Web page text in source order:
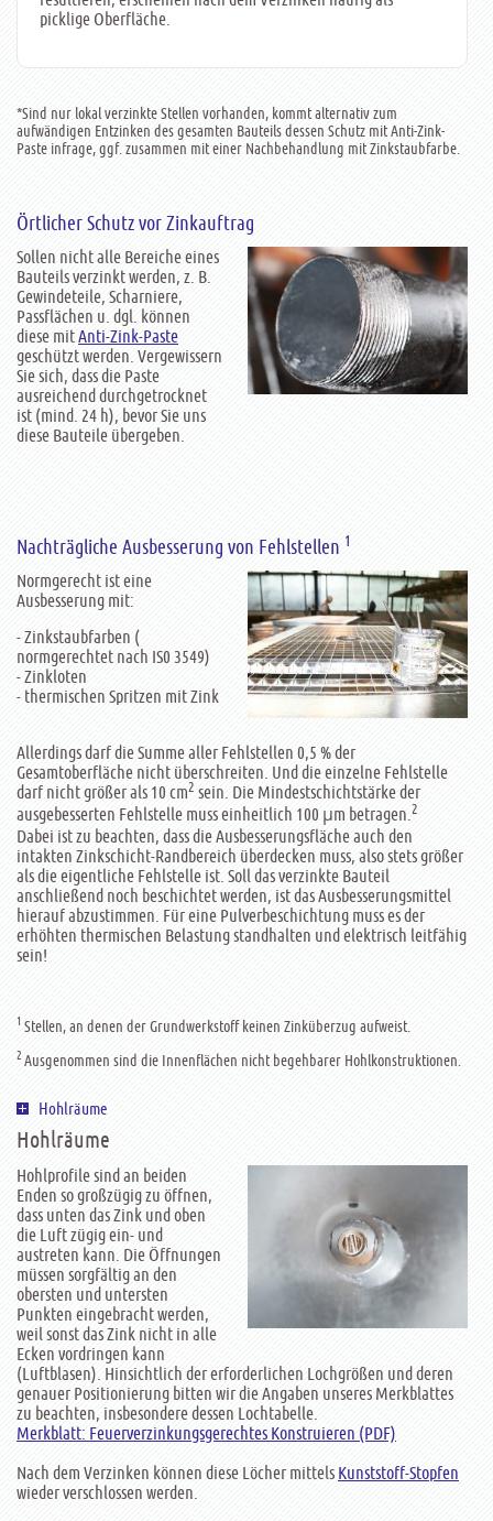
picklige Oberfläche.
*Sind nur lokal verzinkte Stellen vorhanden, kommt alternativ zum
aufwändigen Entzinken des gesamten Bauteils dessen Schutz mit Anti-Zink-
Paste infrage, ggf. zusammen mit einer Nachbehandlung mit Zinkstaubfarbe.
Örtlicher Schutz vor Zinkauftrag
Sollen nicht alle Bereiche eines
Bauteils verzinkt werden, z. B.
Gewindeteile, Scharniere,
Passflächen u. dgl. können
diese mitAnti-Zink-Paste
geschützt werden. Vergewissern
Sie sich, dass die Paste
ausreichend durchgetrocknet
ist (mind. 24 h), bevor Sie uns
diese Bauteile übergeben.
Nachträgliche Ausbesserung von Fehlstellen 1
Normgerecht ist eine
Ausbesserung mit:
- Zinkstaubfarben (
normgerechtet nach IS0 3549)
- Zinkloten
- thermischen Spritzen mit Zink
Allerdings darf die Summe aller Fehlstellen 0,5 % der
Gesamtoberfläche nicht überschreiten. Und die einzelne Fehlstelle
darf nicht größer als 10 cm2 sein. Die Mindestschichtstärke der
ausgebesserten Fehlstelle muss einheitlich 100 µm betragen. 2
Dabei ist zu beachten, dass die Ausbesserungsfläche auch den
intakten Zinkschicht-Randbereich überdecken muss, also stets größer
als die eigentliche Fehlstelle ist. Soll das verzinkte Bauteil
anschließend noch beschichtet werden, ist das Ausbesserungsmittel
hierauf abzustimmen. Für eine Pulverbeschichtung muss es der
erhöhten thermischen Belastung standhalten und elektrisch leitfähig
sein!
1 Stellen, an denen der Grundwerkstoff keinen Zinküberzug aufweist.
2 Ausgenommen sind die Innenflächen nicht begehbarer Hohlkonstruktionen.
Hohlräume
Hohlräume
Hohlprofile sind an beiden
Enden so großzügig zu öffnen,
dass unten das Zink und oben
die Luft zügig ein- und
austreten kann. Die Öffnungen
müssen sorgfältig an den
obersten und untersten
Punkten eingebracht werden,
weil sonst das Zink nicht in alle
Ecken vordringen kann
(Luftblasen). Hinsichtlich der erforderlichen Lochgrößen und deren
genauer Positionierung bitten wir die Angaben unseres Merkblattes
zu beachten, insbesondere dessen Lochtabelle.
Merkblatt: Feuerverzinkungsgerechtes Konstruieren (PDF)
Nach dem Verzinken können diese Löcher mittels Kunststoff-Stopfen
wieder verschlossen werden.